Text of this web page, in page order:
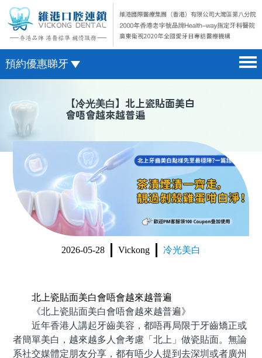
預約優惠睇牙
醫院簡介 hospital introduction
醫生介紹 doctor introduction
醫療新聞 medical news
種植牙 dental implant
箍牙 orthodontics
收費標準 change standard
微信預約
WhatsApp預約
【冷光美白】北上瓷貼面美白
會唔會越來越普遍
2026-05-28 Vickong 冷光美白
北上瓷貼面美白會唔會越來越普遍
《北上瓷貼面美白會唔會越來越普遍》
近年香港人講起牙齒美容，都唔再局限于牙齒矯正或
者簡單美白，越來越多人會考慮「北上」做瓷貼面。無論
系社交媒體定朋友分享，都有唔少人提到去深圳或者廣州